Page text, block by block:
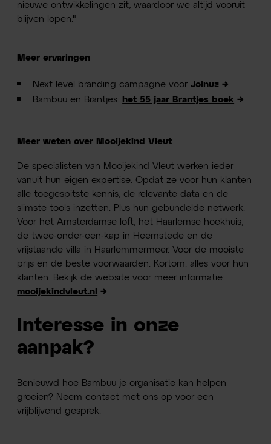
nieuwe ontwikkelingen zit, waardoor we altijd vooruit
blijven lopen."
Meer ervaringen
Next level branding campagne voorJoinuz →
Bambuu en Brantjes: het 55 jaar Brantjes boek →
Meer weten over Mooijekind Vleut
De specialisten van Mooijekind Vleut werken ieder
vanuit hun eigen expertise. Opdat ze voor hun klanten
alle toegespitste kennis, de relevante data en de
slimste tools inzetten. Plus hun gebundelde netwerk.
Voor het Amsterdamse loft, het Haarlemse hoekhuis,
de twee-onder-een-kap in Heemstede en de
vrijstaande villa in Haarlemmermeer. Voor de mooiste
prijs en de beste voorwaarden. Kortom: alles voor hun
klanten. Bekijk de website voor meer informatie:
mooijekindvleut.nl →
Interesse in onze
aanpak?
Benieuwd hoe Bambuu je organisatie kan helpen
groeien? Neem contact met ons op voor een
vrijblijvend gesprek.